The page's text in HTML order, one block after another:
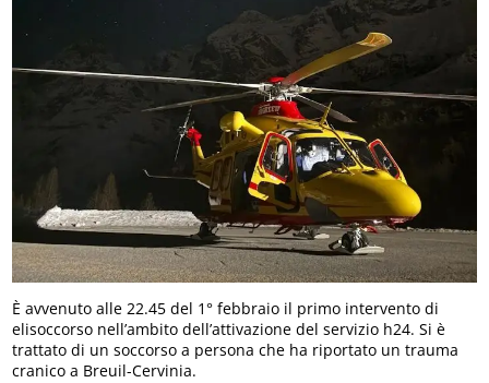
È avvenuto alle 22.45 del 1° febbraio il primo intervento di
elisoccorso nell’ambito dell’attivazione del servizio h24. Si è
trattato di un soccorso a persona che ha riportato un trauma
cranico a Breuil-Cervinia.